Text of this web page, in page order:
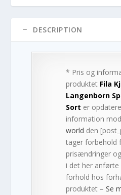
DESCRIPTION
* Pris og
produktet Fila
Langenborn
Sort er
information
world den
tager forbehold
prisændringer
i det her
forhold hos
produktet –Se